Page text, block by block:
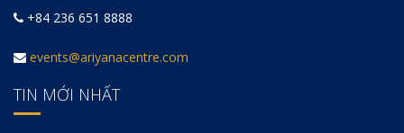
+84 236 651 8888
events@ariyanacentre.com
TIN MỚI NHẤT